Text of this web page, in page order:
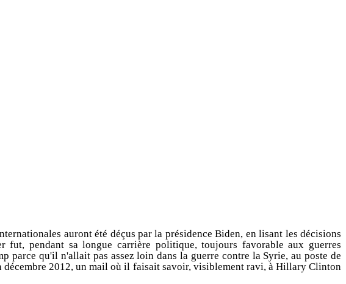
auront été déçus par la présidence Biden, en lisant les décisions
pendant sa longue carrière politique, toujours favorable aux guerres
parce qu'il n'allait pas assez loin dans la guerre contre la Syrie, au poste de
2012, un mail où il faisait savoir, visiblement ravi, à Hillary Clinton